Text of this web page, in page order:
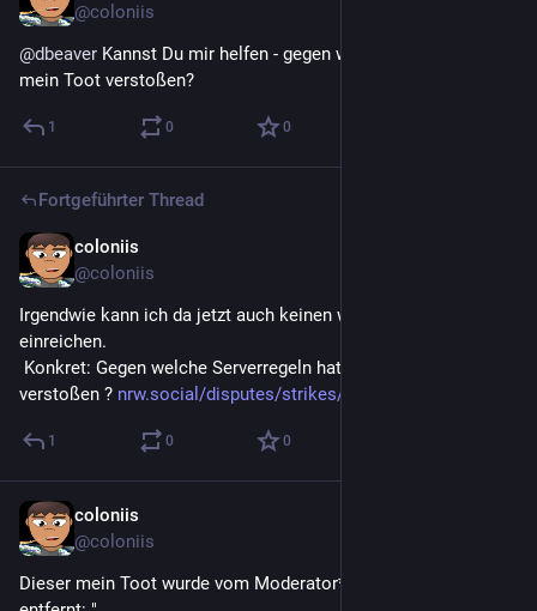
@coloniis
@dbeaver Kannst Du mir helfen - gegen welchen Regel hat
mein Toot verstoßen?
1 0 0
Fortgeführter Thread
coloniis
@coloniis
Irgendwie kann ich da jetzt auch keinen weiterern Widerspruch
einreichen.
verstoßen ? nrw.social/disputes/strikes/39
1 0 0
coloniis
@coloniis
Dieser mein Toot wurde vom Moderator*innen von nrw.social